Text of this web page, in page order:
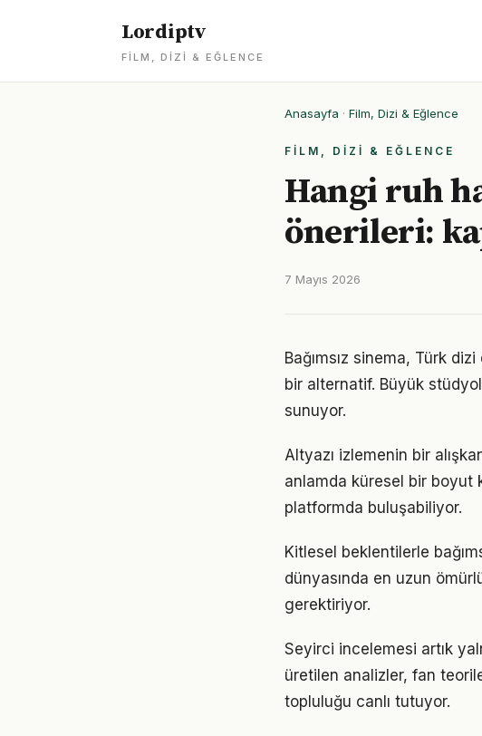
Lordiptv
FILM, DIZI & EĞLENCE
Anasayfa · Film, Dizi & Eğlence
FILM, DIZI & EĞLENCE
Hangi ruh
önerileri:
7 Mayıs 2026
Bağımsız sinema, Türk
bir alternatif. Büyük
sunuyor.
Altyazı izlemenin bir
anlamda küresel bir boyut
platformda buluşabiliyor.
Kitlesel beklentilerle
dünyasında en uzun
gerektiriyor.
Seyirci incelemesi artık
üretilen analizler, fan
topluluğu canlı tutuyor.